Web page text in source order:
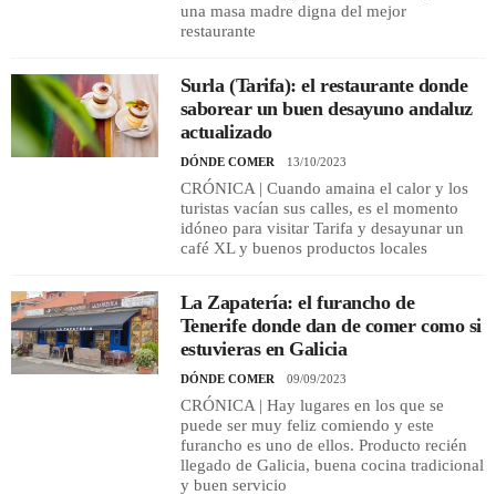
una masa madre digna del mejor
restaurante
Surla (Tarifa): el restaurante donde
saborear un buen desayuno andaluz
actualizado
DÓNDE COMER 13/10/2023
CRÓNICA | Cuando amaina el calor y los
turistas vacían sus calles, es el momento
idóneo para visitar Tarifa y desayunar un
café XL y buenos productos locales
La Zapatería: el furancho de
Tenerife donde dan de comer como si
estuvieras en Galicia
DÓNDE COMER 09/09/2023
CRÓNICA | Hay lugares en los que se
puede ser muy feliz comiendo y este
furancho es uno de ellos. Producto recién
llegado de Galicia, buena cocina tradicional
y buen servicio